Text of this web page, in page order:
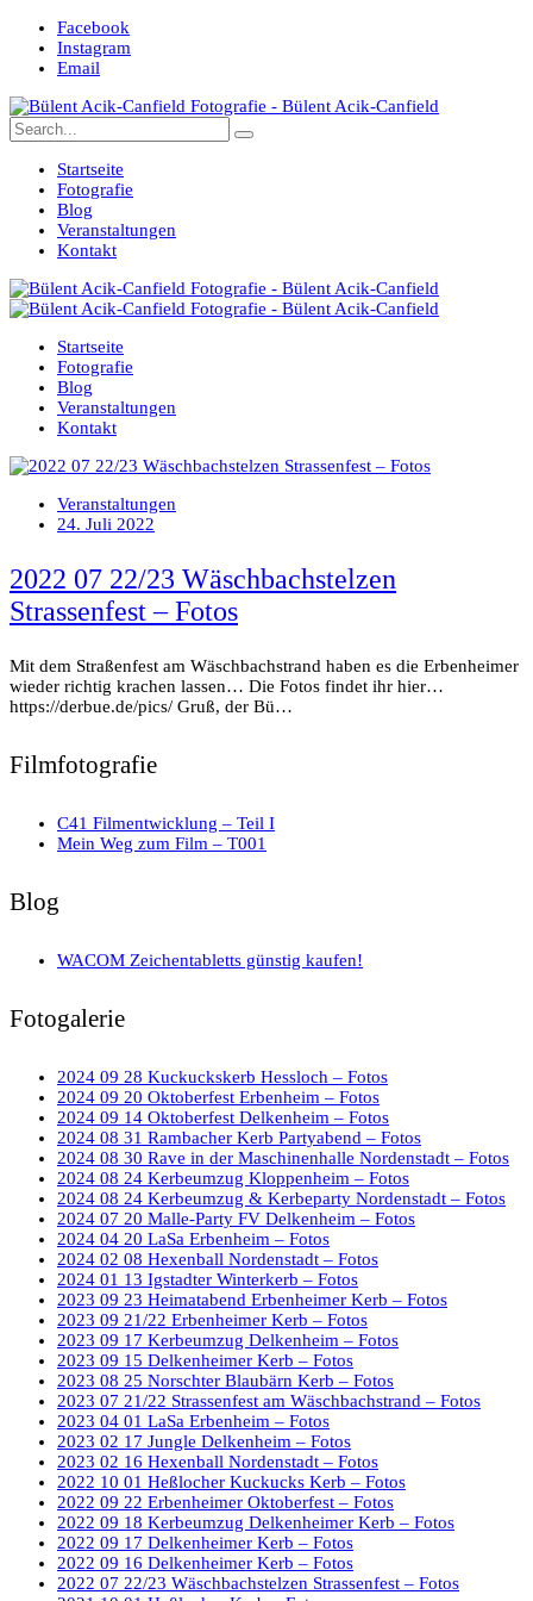
Facebook
Instagram
Email
Startseite
Fotografie
Blog
Veranstaltungen
Kontakt
Startseite
Fotografie
Blog
Veranstaltungen
Kontakt
Veranstaltungen
24. Juli 2022
2022 07 22/23 Wäschbachstelzen
Strassenfest – Fotos
Mit dem Straßenfest am Wäschbachstrand haben es die Erbenheimer
wieder richtig krachen lassen… Die Fotos findet ihr hier…
https://derbue.de/pics/ Gruß, der Bü…
Filmfotografie
C41 Filmentwicklung – Teil I
Mein Weg zum Film – T001
Blog
WACOM Zeichentabletts günstig kaufen!
Fotogalerie
2024 09 28 Kuckuckskerb Hessloch – Fotos
2024 09 20 Oktoberfest Erbenheim – Fotos
2024 09 14 Oktoberfest Delkenheim – Fotos
2024 08 31 Rambacher Kerb Partyabend – Fotos
2024 08 30 Rave in der Maschinenhalle Nordenstadt – Fotos
2024 08 24 Kerbeumzug Kloppenheim – Fotos
2024 08 24 Kerbeumzug & Kerbeparty Nordenstadt – Fotos
2024 07 20 Malle-Party FV Delkenheim – Fotos
2024 04 20 LaSa Erbenheim – Fotos
2024 02 08 Hexenball Nordenstadt – Fotos
2024 01 13 Igstadter Winterkerb – Fotos
2023 09 23 Heimatabend Erbenheimer Kerb – Fotos
2023 09 21/22 Erbenheimer Kerb – Fotos
2023 09 17 Kerbeumzug Delkenheim – Fotos
2023 09 15 Delkenheimer Kerb – Fotos
2023 08 25 Norschter Blaubärn Kerb – Fotos
2023 07 21/22 Strassenfest am Wäschbachstrand – Fotos
2023 04 01 LaSa Erbenheim – Fotos
2023 02 17 Jungle Delkenheim – Fotos
2023 02 16 Hexenball Nordenstadt – Fotos
2022 10 01 Heßlocher Kuckucks Kerb – Fotos
2022 09 22 Erbenheimer Oktoberfest – Fotos
2022 09 18 Kerbeumzug Delkenheimer Kerb – Fotos
2022 09 17 Delkenheimer Kerb – Fotos
2022 09 16 Delkenheimer Kerb – Fotos
2022 07 22/23 Wäschbachstelzen Strassenfest – Fotos